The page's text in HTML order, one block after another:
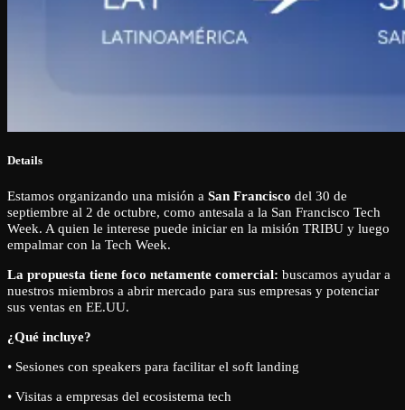
Details
Estamos organizando una misión a San Francisco del 30 de
septiembre al 2 de octubre, como antesala a la San Francisco Tech
Week. A quien le interese puede iniciar en la misión TRIBU y luego
empalmar con la Tech Week.
La propuesta tiene foco netamente comercial: buscamos ayudar a
nuestros miembros a abrir mercado para sus empresas y potenciar
sus ventas en EE.UU.
¿Qué incluye?
• Sesiones con speakers para facilitar el soft landing
• Visitas a empresas del ecosistema tech